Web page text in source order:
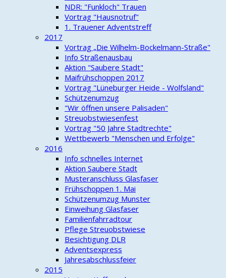
NDR: "Funkloch" Trauen
Vortrag "Hausnotruf"
1. Trauener Adventstreff
2017
Vortrag „Die Wilhelm-Bockelmann-Straße"
Info Straßenausbau
Aktion "Saubere Stadt"
Maifrühschoppen 2017
Vortrag "Lüneburger Heide - Wolfsland"
Schützenumzug
"Wir öffnen unsere Palisaden"
Streuobstwiesenfest
Vortrag "50 Jahre Stadtrechte"
Wettbewerb "Menschen und Erfolge"
2016
Info schnelles Internet
Aktion Saubere Stadt
Musteranschluss Glasfaser
Frühschoppen 1. Mai
Schützenumzug Munster
Einweihung Glasfaser
Familienfahrradtour
Pflege Streuobstwiese
Besichtigung DLR
Adventsexpress
Jahresabschlussfeier
2015